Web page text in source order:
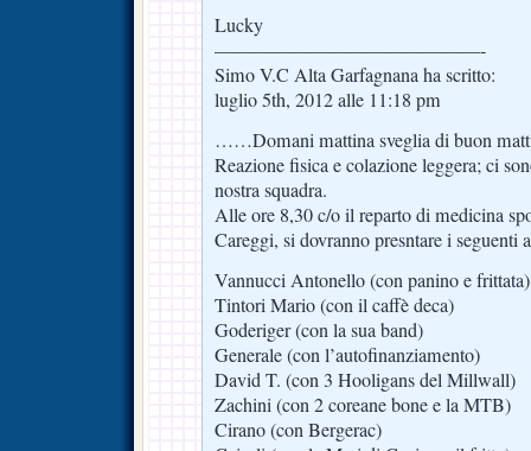
Lucky
——————————————-
Simo V.C Alta Garfagnana ha scritto:
luglio 5th, 2012 alle 11:18 pm
……Domani mattina sveglia di buon
Reazione fisica e colazione leggera; ci
nostra squadra.
Alle ore 8,30 c/o il reparto di medicina
Careggi, si dovranno presntare i seguenti
Vannucci Antonello (con panino e frittata)
Tintori Mario (con il caffè deca)
Goderiger (con la sua band)
Generale (con l’autofinanziamento)
David T. (con 3 Hooligans del Millwall)
Zachini (con 2 coreane bone e la MTB)
Cirano (con Bergerac)